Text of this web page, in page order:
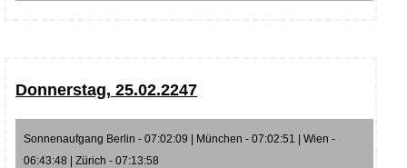
Donnerstag, 25.02.2247
Sonnenaufgang Berlin - 07:02:09 | München - 07:02:51 | Wien -
06:43:48 | Zürich - 07:13:58